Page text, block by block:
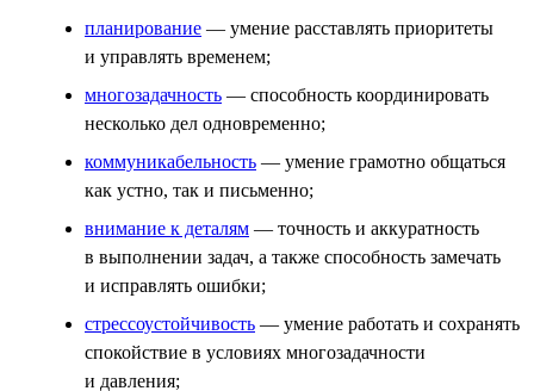
планирование — умение расставлять приоритеты
и управлять временем;
многозадачность — способность координировать
несколько дел одновременно;
коммуникабельность — умение грамотно общаться
как устно, так и письменно;
внимание к деталям — точность и аккуратность
в выполнении задач, а также способность замечать
и исправлять ошибки;
стрессоустойчивость — умение работать и сохранять
спокойствие в условиях многозадачности
и давления;